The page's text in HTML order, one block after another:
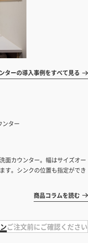
ターの導入事例をすべて見る
ンター
面カウンター。幅はサイズオー
す。シンクの位置も指定ができ
商品コラムを読む
ご注文前にご確認ください